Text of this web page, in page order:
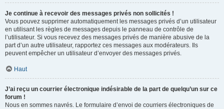
Je continue à recevoir des messages privés non sollicités !
Vous pouvez supprimer automatiquement les messages privés d’un utilisateur
en utilisant les règles de messages depuis le panneau de contrôle de
l’utilisateur. Si vous recevez des messages privés de manière abusive de la
part d’un autre utilisateur, rapportez ces messages aux modérateurs. Ils
peuvent empêcher un utilisateur d’envoyer des messages privés.
Haut
J’ai reçu un courrier électronique indésirable de la part de quelqu’un sur ce
forum !
Nous en sommes navrés. Le formulaire d’envoi de courriers électroniques de